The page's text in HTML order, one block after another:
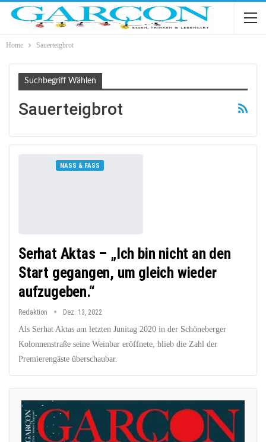
Home Sauerteigbrot
Suchbegriff Wählen
Sauerteigbrot
NASS & FASS
Serhat Aktas – „Ich bin nicht an den
Start gegangen, um gleich wieder
aufzugeben.“
Redaktion Dez. 13, 2022
Als Serhat Aktas am letzten Junitag 2020 in der Schöneberger
Kolonnenstraße seine Weinbar eröffnete, blieb die Zahl der
Premierengäste überschaubar.